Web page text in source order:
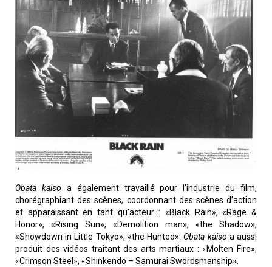
Obata kaiso a également travaillé pour l’industrie du film,
chorégraphiant des scènes, coordonnant des scènes d’action
et apparaissant en tant qu’acteur : «Black Rain», «Rage &
Honor», «Rising Sun», «Demolition man», «the Shadow»,
«Showdown in Little Tokyo», «the Hunted».Obata kaiso a aussi
produit des vidéos traitant des arts martiaux : «Molten Fire»,
«Crimson Steel», «Shinkendo – Samurai Swordsmanship».